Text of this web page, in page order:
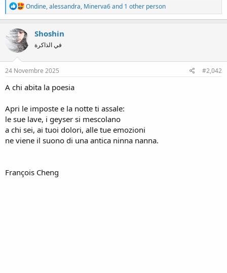
R
e
a
c
t
i
n
s
Ondine,alessandra, Minerva6and 1 other person
Shoshin
في الذاكرة
24 Novembre 2025 #2,042
A chi abita la poesia
Apri le imposte e la notte ti assale:
le sue lave, i geyser si mescolano
a chi sei, ai tuoi dolori, alle tue emozioni
ne viene il suono di una antica ninna nanna.
François Cheng